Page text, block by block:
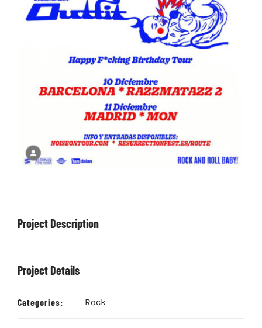
ARTÍCULOS
CONTACTO
Project Description
Project Details
Categories: Rock